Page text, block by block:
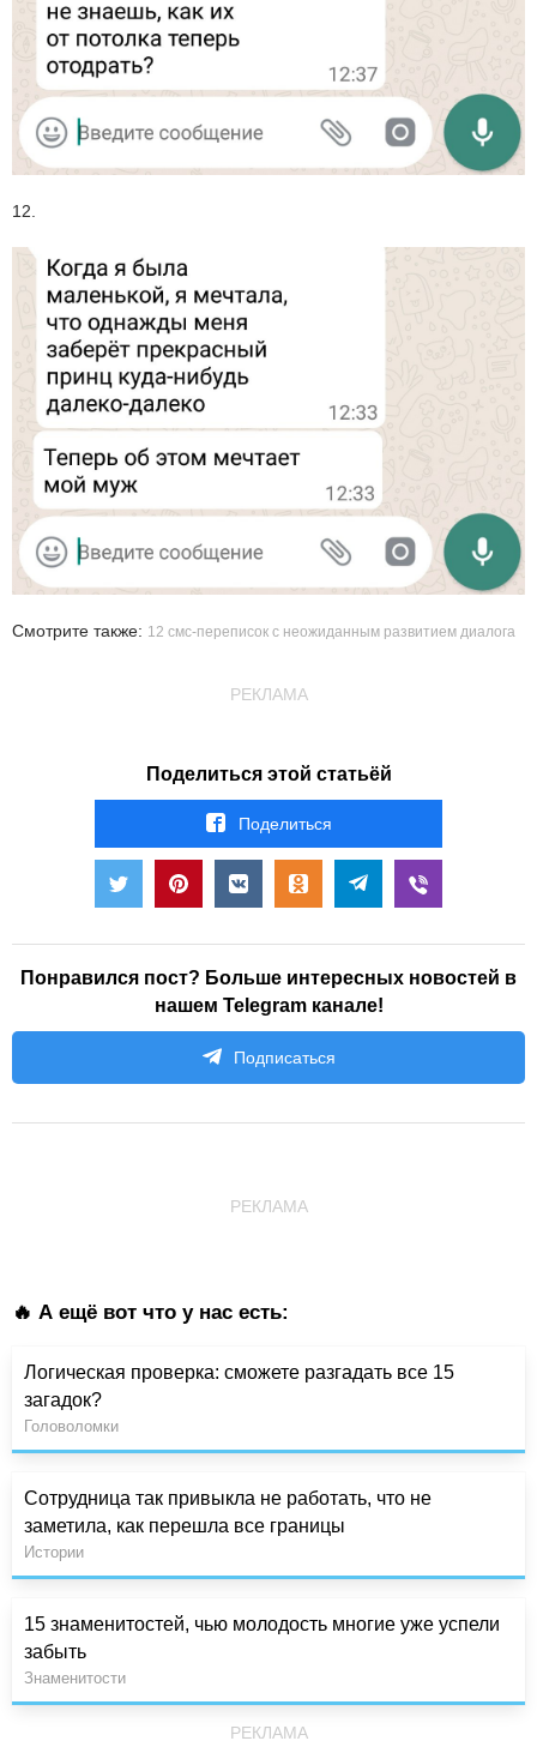
12.
Смотрите также: 12 смс-переписок с неожиданным развитием диалога
РЕКЛАМА
Поделиться этой статьёй
Поделиться
Понравился пост? Больше интересных новостей в
нашем Telegram канале!
Подписаться
РЕКЛАМА
🔥 А ещё вот что у нас есть:
Логическая проверка: сможете разгадать все 15
загадок?
Головоломки
Сотрудница так привыкла не работать, что не
заметила, как перешла все границы
Истории
15 знаменитостей, чью молодость многие уже успели
забыть
Знаменитости
РЕКЛАМА